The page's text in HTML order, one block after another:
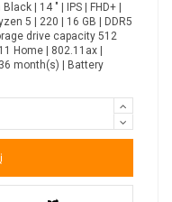
| 14 " | IPS | FHD+ |
5 | 220 | 16 GB | DDR5
drive capacity 512
Home | 802.11ax |
month(s) | Battery